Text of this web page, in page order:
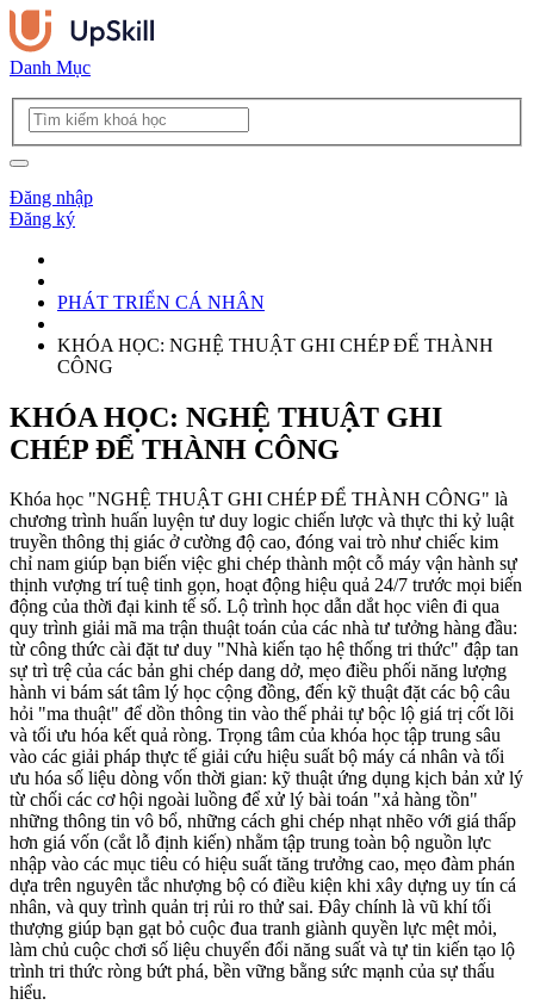
Danh Mục
Đăng nhập
Đăng ký
PHÁT TRIỂN CÁ NHÂN
KHÓA HỌC: NGHỆ THUẬT GHI CHÉP ĐỂ THÀNH
CÔNG
KHÓA HỌC: NGHỆ THUẬT GHI
CHÉP ĐỂ THÀNH CÔNG
Khóa học "NGHỆ THUẬT GHI CHÉP ĐỂ THÀNH CÔNG" là
chương trình huấn luyện tư duy logic chiến lược và thực thi kỷ luật
truyền thông thị giác ở cường độ cao, đóng vai trò như chiếc kim
chỉ nam giúp bạn biến việc ghi chép thành một cỗ máy vận hành sự
thịnh vượng trí tuệ tinh gọn, hoạt động hiệu quả 24/7 trước mọi biến
động của thời đại kinh tế số. Lộ trình học dẫn dắt học viên đi qua
quy trình giải mã ma trận thuật toán của các nhà tư tưởng hàng đầu:
từ công thức cài đặt tư duy "Nhà kiến tạo hệ thống tri thức" đập tan
sự trì trệ của các bản ghi chép dang dở, mẹo điều phối năng lượng
hành vi bám sát tâm lý học cộng đồng, đến kỹ thuật đặt các bộ câu
hỏi "ma thuật" để dồn thông tin vào thế phải tự bộc lộ giá trị cốt lõi
và tối ưu hóa kết quả ròng. Trọng tâm của khóa học tập trung sâu
vào các giải pháp thực tế giải cứu hiệu suất bộ máy cá nhân và tối
ưu hóa số liệu dòng vốn thời gian: kỹ thuật ứng dụng kịch bản xử lý
từ chối các cơ hội ngoài luồng để xử lý bài toán "xả hàng tồn"
những thông tin vô bổ, những cách ghi chép nhạt nhẽo với giá thấp
hơn giá vốn (cắt lỗ định kiến) nhằm tập trung toàn bộ nguồn lực
nhập vào các mục tiêu có hiệu suất tăng trưởng cao, mẹo đàm phán
dựa trên nguyên tắc nhượng bộ có điều kiện khi xây dựng uy tín cá
nhân, và quy trình quản trị rủi ro thử sai. Đây chính là vũ khí tối
thượng giúp bạn gạt bỏ cuộc đua tranh giành quyền lực mệt mỏi,
làm chủ cuộc chơi số liệu chuyển đổi năng suất và tự tin kiến tạo lộ
trình tri thức ròng bứt phá, bền vững bằng sức mạnh của sự thấu
hiểu.